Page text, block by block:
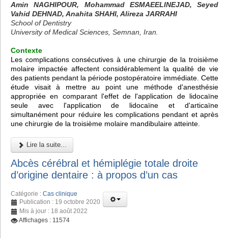
Amin NAGHIPOUR, Mohammad ESMAEELINEJAD, Seyed
Vahid DEHNAD, Anahita SHAHI, Alireza JARRAHI
School of Dentistry
University of Medical Sciences, Semnan, Iran.
Contexte
Les complications consécutives à une chirurgie de la troisième
molaire impactée affectent considérablement la qualité de vie
des patients pendant la période postopératoire immédiate. Cette
étude visait à mettre au point une méthode d'anesthésie
appropriée en comparant l'effet de l'application de lidocaïne
seule avec l'application de lidocaïne et d'articaïne
simultanément pour réduire les complications pendant et après
une chirurgie de la troisième molaire mandibulaire atteinte.
Lire la suite...
Abcès cérébral et hémiplégie totale droite
d’origine dentaire : à propos d’un cas
Catégorie : Cas clinique
Publication : 19 octobre 2020
Mis à jour : 18 août 2022
Affichages : 11574